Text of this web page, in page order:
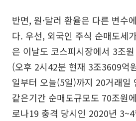
반면, 원·달러 환율은 다른 변수
다. 우선, 외국인 주식 순매도세
은 이날도 코스피시장에서 3조
(오후 2시42분 현재 3조3609억
일부터 오늘(5일)까지 20거래일
같은기간 순매도규모도 70조원
로나19 충격 당시인 2020년